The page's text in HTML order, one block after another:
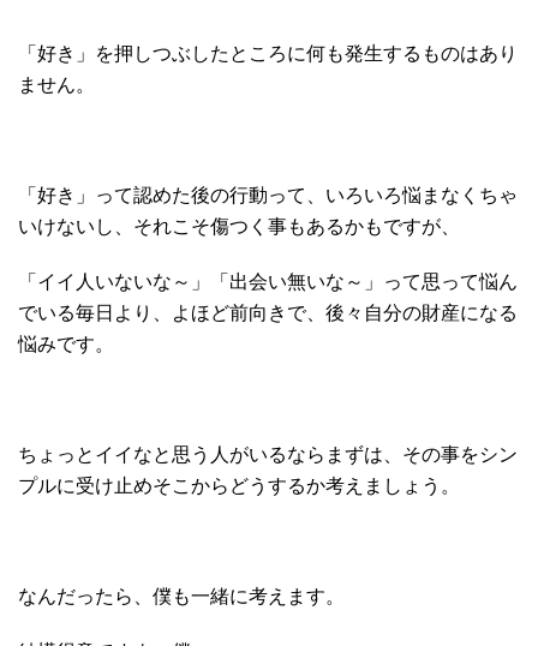
「好き」を押しつぶしたところに何も発生するものはあり
ません。
「好き」って認めた後の行動って、いろいろ悩まなくちゃ
いけないし、それこそ傷つく事もあるかもですが、
「イイ人いないな～」「出会い無いな～」って思って悩ん
でいる毎日より、よほど前向きで、後々自分の財産になる
悩みです。
ちょっとイイなと思う人がいるならまずは、その事をシン
プルに受け止めそこからどうするか考えましょう。
なんだったら、僕も一緒に考えます。